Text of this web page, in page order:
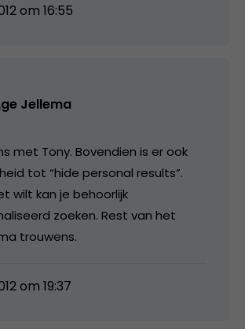
om 16:55
Jellema
met Tony. Bovendien is er ook
tot “hide personal results”.
wilt kan je behoorlijk
zoeken. Rest van het
trouwens.
om 19:37